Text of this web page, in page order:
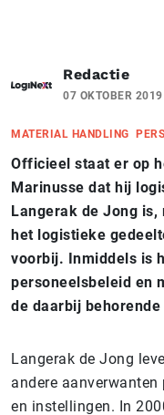
Redactie
07 OKTOBER 2019
MATERIAL HANDLING
Officieel staat er op
Marinusse dat hij
Langerak de Jong
het logistieke
voorbij. Inmiddels is
personeelsbeleid en
de daarbij
Langerak de Jong
andere
en instellingen. In